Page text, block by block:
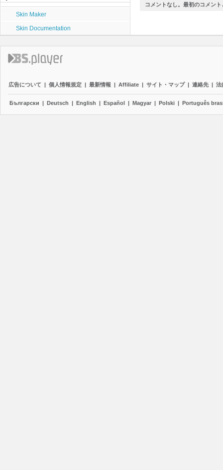
Skin Maker
Skin Documentation
コメントなし。最初のコメン
広告について | 個人情報規定 | 最新情報 | Affiliate | サイト・マップ | 連絡先 | 法
Български | Deutsch | English | Español | Magyar | Polski | Português